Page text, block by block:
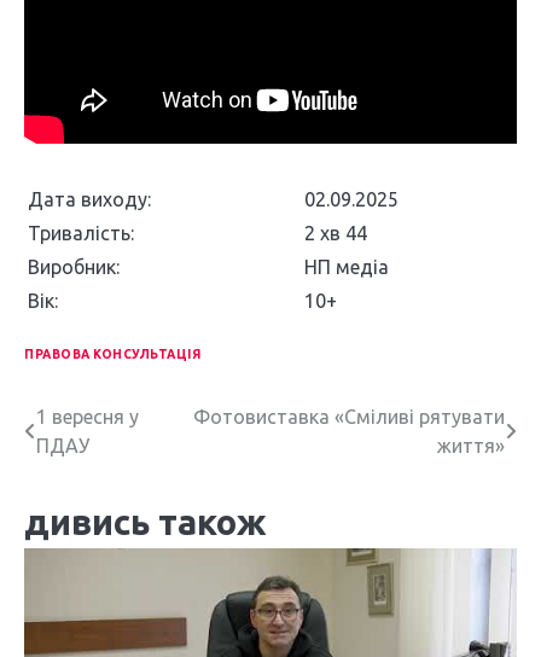
Дата виходу:
02.09.2025
Тривалість:
2 хв 44
Виробник:
НП медіа
Вік:
10+
ПРАВОВА КОНСУЛЬТАЦІЯ
Н
в
і
1 вересня у
ПДАУ
Фотовиставка «Сміливі рятувати
життя»
дивись також